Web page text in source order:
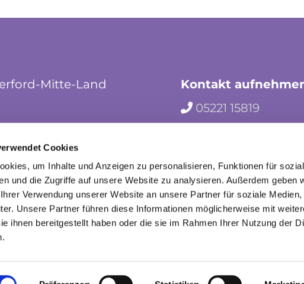
Cookies
um Inhalte und Anzeigen zu personalisieren, Funktionen für
und die Zugriffe auf unsere Website zu analysieren. Außerdem geben
Verwendung unserer Website an unsere Partner für soziale Medien,
Unsere Partner führen diese Informationen möglicherweise mit
ihnen bereitgestellt haben oder die sie im Rahmen Ihrer Nutzung der
Mitte-Land Kontakt
 05221 15819